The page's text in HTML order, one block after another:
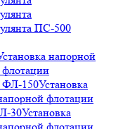
ПС-500
напорной
флотации
ФЛ-150Установка
флотации
30Установка
флотации